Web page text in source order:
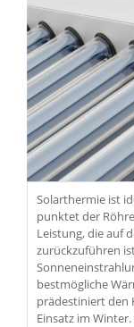
Solarthermie ist
punktet der
Leistung, die auf
zurückzuführen
bestmögliche
prädestiniert den
Einsatz im